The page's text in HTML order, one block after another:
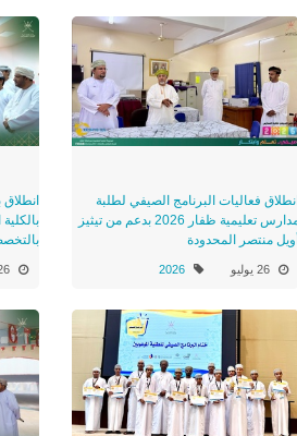
انطلاق فعاليات البرنامج الصيفي لطلبة
مدارس تعليمية ظفار 2026 بدعم من تيثيز
أويل منتصر المحدودة
26 يوليو 2026
26